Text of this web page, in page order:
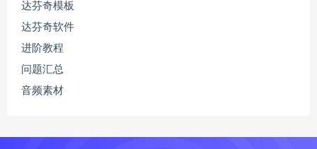
达芬奇模板
达芬奇软件
进阶教程
问题汇总
音频素材